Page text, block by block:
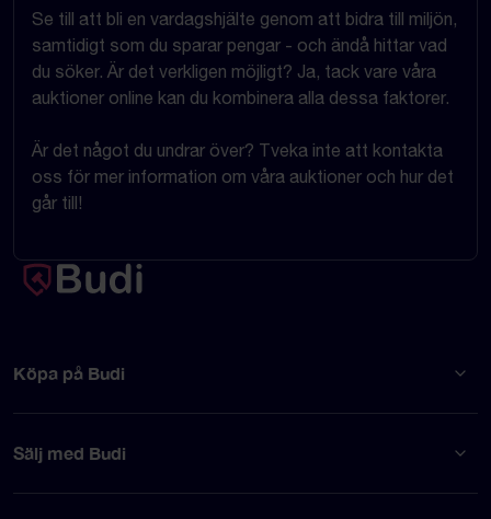
Se till att bli en vardagshjälte genom att bidra till miljön,
samtidigt som du sparar pengar - och ändå hittar vad
du söker. Är det verkligen möjligt? Ja, tack vare våra
auktioner online kan du kombinera alla dessa faktorer.
Är det något du undrar över? Tveka inte att kontakta
oss för mer information om våra auktioner och hur det
går till!
Köpa på Budi
Sälj med Budi